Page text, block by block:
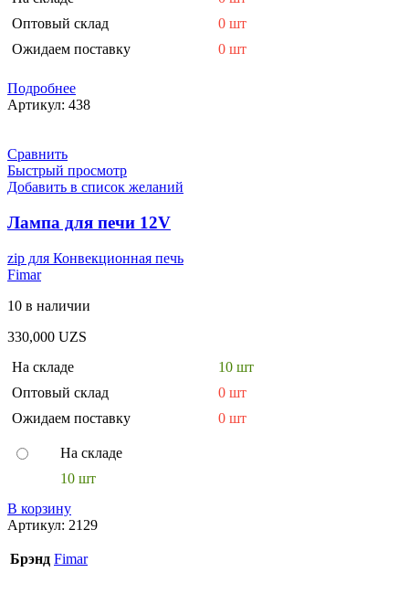
Оптовый склад
0 шт
Ожидаем поставку
0 шт
Подробнее
Артикул: 438
Сравнить
Быстрый просмотр
Добавить в список желаний
Лампа для печи 12V
zip для Конвекционная печь
Fimar
10 в наличии
330,000 UZS
На складе
10 шт
Оптовый склад
0 шт
Ожидаем поставку
0 шт
На складе
10 шт
В корзину
Артикул: 2129
Брэнд Fimar